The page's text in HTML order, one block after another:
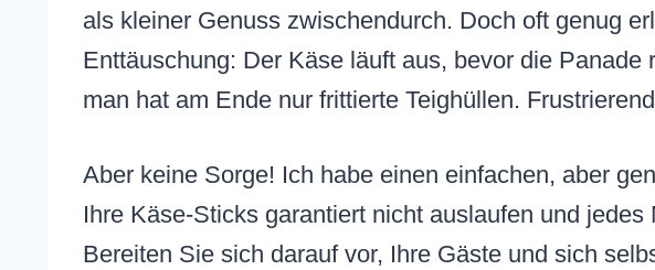
als kleiner Genuss zwischendurch. Doch oft genug
Enttäuschung: Der Käse läuft aus, bevor die Panade
man hat am Ende nur frittierte Teighüllen.
Aber keine Sorge! Ich habe einen einfachen, aber
Ihre Käse-Sticks garantiert nicht auslaufen und jedes
Bereiten Sie sich darauf vor, Ihre Gäste und sich